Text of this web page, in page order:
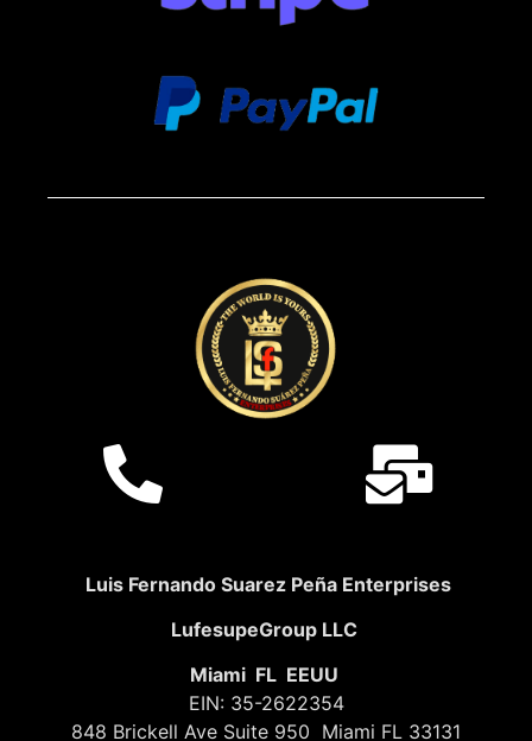
Luis Fernando Suarez Peña Enterprises
LufesupeGroup LLC
Miami FL EEUU
EIN: 35-2622354
848 Brickell Ave Suite 950 Miami FL 33131